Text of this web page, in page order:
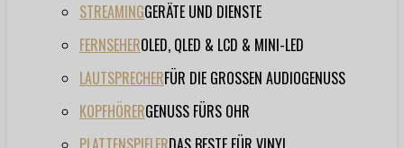
STREAMINGGERÄTE UND DIENSTE
FERNSEHEROLED, QLED & LCD & MINI-LED
LAUTSPRECHERFÜR DIE GROSSEN AUDIOGENUSS
KOPFHÖRERGENUSS FÜRS OHR